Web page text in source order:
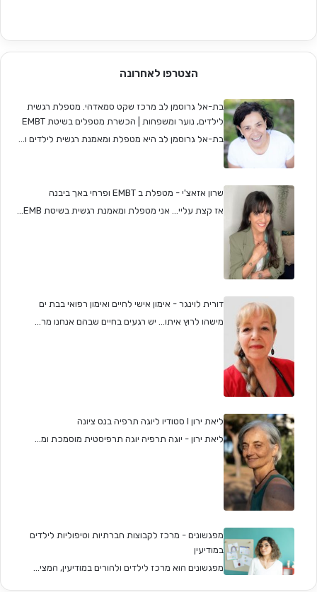
הצטרפו לאחרונה
בת-אל גרוסמן לב מרכז שקט סמאדהי. מטפלת רגשית
לילדים, נוער ומשפחות | הכשרת מטפלים בשיטת EMBT
בת-אל גרוסמן לב היא מטפלת ומאמנת רגשית לילדים ו...
שרון אזאצ'י - מטפלת ב EMBT ופרחי באך ביבנה
אז קצת עליי... אני מטפלת ומאמנת רגשית בשיטת EMB...
דורית לוינגר - אימון אישי לחיים ואימון רפואי בבת ים
מישהו לרוץ איתו... יש רגעים בחיים שבהם אנחנו מר...
ליאת ירון I סטודיו ליוגה תרפיה בנס ציונה
ליאת ירון - יוגה תרפיה יוגה תרפיסטית מוסמכת ומ...
מפגשונים - מרכז לקבוצות חברתיות וטיפוליות לילדים
במודיעין
מפגשונים הוא מרכז לילדים ולהורים במודיעין, המצי...